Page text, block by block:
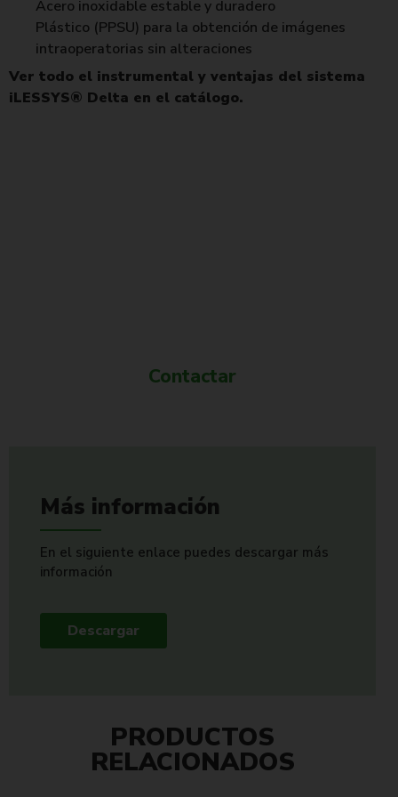
Acero inoxidable estable y duradero
Plástico (PPSU) para la obtención de imágenes
intraoperatorias sin alteraciones
Ver todo el instrumental y ventajas del sistema
iLESSYS® Delta en el catálogo.
Contactar
Más información
En el siguiente enlace puedes descargar más
información
Descargar
PRODUCTOS
RELACIONADOS